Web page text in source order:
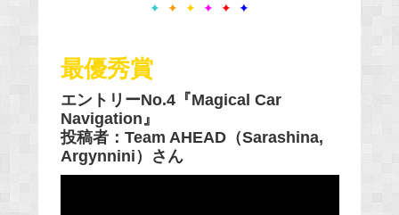
✦ ✦ ✦ ✦ ✦ ✦
最優秀賞
エントリーNo.4『Magical Car
Navigation』
投稿者：Team AHEAD（Sarashina,
Argynnini）さん